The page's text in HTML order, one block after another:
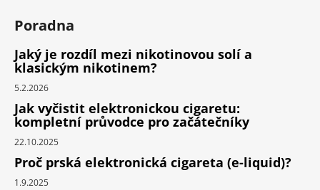
Poradna
Jaký je rozdíl mezi nikotinovou solí a
klasickým nikotinem?
5.2.2026
Jak vyčistit elektronickou cigaretu:
kompletní průvodce pro začátečníky
22.10.2025
Proč prská elektronická cigareta (e-liquid)?
1.9.2025